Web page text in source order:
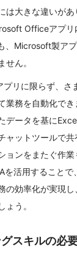
は大きな違いがあ
Officeアプリ
、Microsoft製ア
せん。
リに限らず、さ
業務を自動化でき
データを基に
ャットツールで共
ョンをまたぐ作業
を活用することで
の効率化が実現
ょう。
スキルの必